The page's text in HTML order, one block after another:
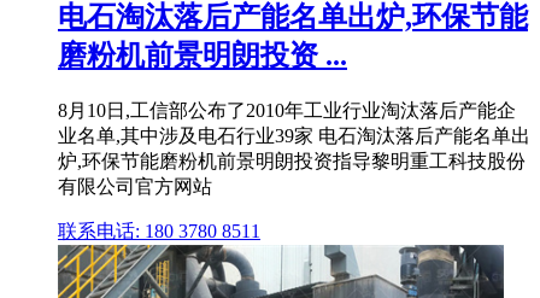
电石淘汰落后产能名单出炉,环保节能
磨粉机前景明朗投资 ...
8月10日,工信部公布了2010年工业行业淘汰落后产能企
业名单,其中涉及电石行业39家 电石淘汰落后产能名单出
炉,环保节能磨粉机前景明朗投资指导黎明重工科技股份
有限公司官方网站
联系电话: 180 3780 8511